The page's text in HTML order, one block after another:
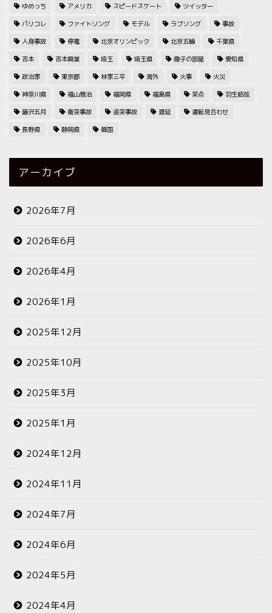
ゆめっち アメリカ スピードスケート ツイッター
パリコレ ファイトソング モデル ラブソング 事故
人身事故 停電 北京オリンピック 北京五輪 千葉県
吉本 吉本興業 埼玉 埼玉県 徹子の部屋 愛知県
政治家 東京都 林家三平 海外 火事 火災
神奈川県 福山雅治 福岡県 福島県 笑点 羽生結弦
藤沢五月 衝突事故 追突事故 遅延 運転見合わせ
長野県 静岡県 韓国
アーカイブ
2026年7月
2026年6月
2026年4月
2026年1月
2025年12月
2025年10月
2025年3月
2025年1月
2024年12月
2024年11月
2024年7月
2024年6月
2024年5月
2024年4月